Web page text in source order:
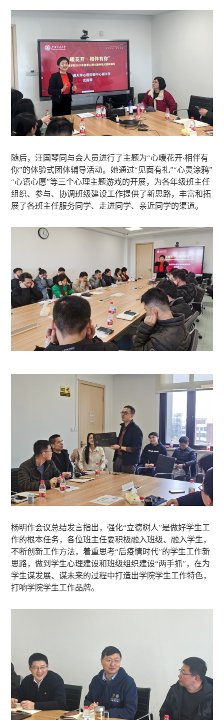
随后，汪国琴同与会人员进行了主题为“心暖花开·相伴有
你”的体验式团体辅导活动。她通过“见面有礼”“心灵涂鸦”
“心语心愿”等三个心理主题游戏的开展，为各年级班主任
组织、参与、协调班级建设工作提供了新思路，丰富和拓
展了各班主任服务同学、走进同学、亲近同学的渠道。
杨明作会议总结发言指出，强化“立德树人”是做好学生工
作的根本任务，各位班主任要积极融入班级、融入学生，
不断创新工作方法，着重思考“后疫情时代”的学生工作新
思路，做到学生心理建设和班级组织建设“两手抓”，在为
学生谋发展、谋未来的过程中打造出学院学生工作特色，
打响学院学生工作品牌。